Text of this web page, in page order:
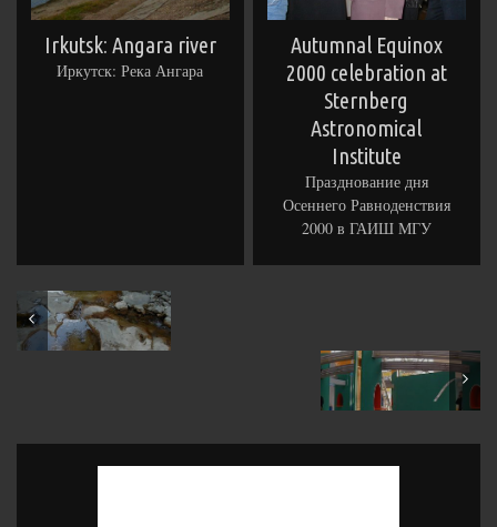
Irkutsk: Angara river
Иркутск: Река Ангара
Autumnal Equinox
2000 celebration at
Sternberg
Astronomical
Institute
Празднование дня
Осеннего Равноденствия
2000 в ГАИШ МГУ
August 2000
October 2000